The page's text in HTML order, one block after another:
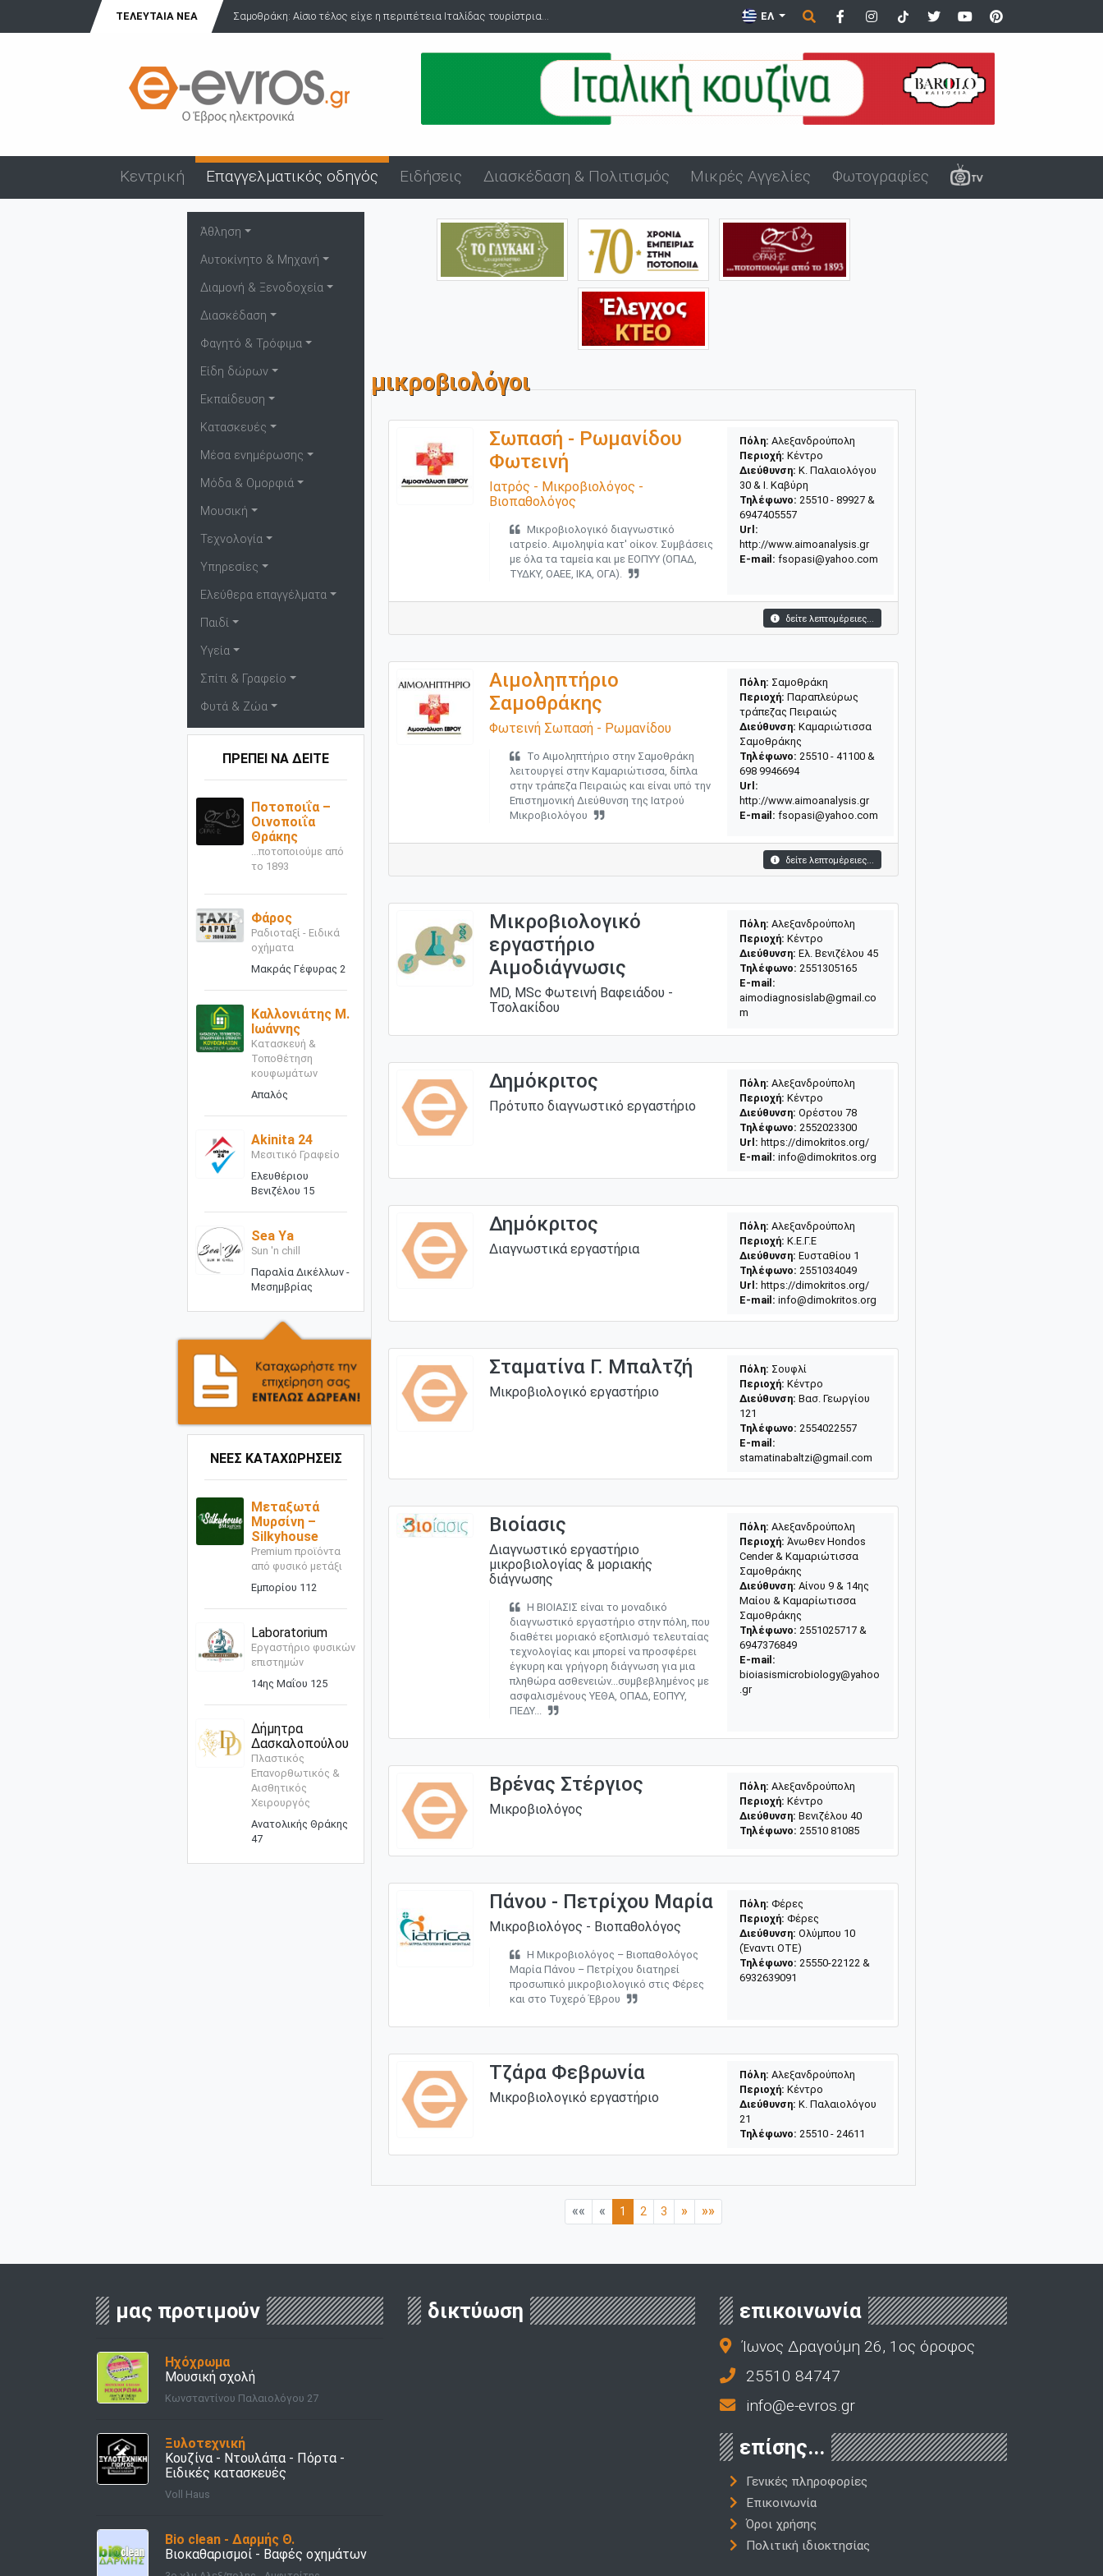
ΤΕΛΕΥΤΑΊΑ ΝΈΑ Σαμοθράκη: Αίσιο τέλος είχε η περιπέτεια Ιταλίδας τουρίστρια... Πανήγυρη Αγίου Εύπλου στο λιμάνι της Αλεξανδρούπολης
ΕΛ
Κεντρική Επαγγελματικός οδηγός Ειδήσεις Διασκέδαση & Πολιτισμός Μικρές Αγγελίες Φωτογραφίες
Άθληση
Αυτοκίνητο & Μηχανή
Διαμονή & Ξενοδοχεία
Διασκέδαση
Φαγητό & Τρόφιμα
Είδη δώρων
Εκπαίδευση
Κατασκευές
Μέσα ενημέρωσης
Μόδα & Ομορφιά
Μουσική
Τεχνολογία
Υπηρεσίες
Ελεύθερα επαγγέλματα
Παιδί
Υγεία
Σπίτι & Γραφείο
Φυτά & Ζώα
ΠΡΕΠΕΙ ΝΑ ΔΕΙΤΕ
Ποτοποιΐα –
Οινοποιΐα
Θράκης
...ποτοποιούμε από
το 1893
Φάρος
Ραδιοταξί - Ειδικά
οχήματα
Μακράς Γέφυρας 2
Καλλονιάτης Μ.
Ιωάννης
Κατασκευή &
Τοποθέτηση
κουφωμάτων
Απαλός
Akinita 24
Μεσιτικό Γραφείο
Ελευθέριου
Βενιζέλου 15
Sea Ya
Sun 'n chill
Παραλία Δικέλλων -
Μεσημβρίας
ΝΕΕΣ ΚΑΤΑΧΩΡΗΣΕΙΣ
Μεταξωτά
Μυρσίνη –
Silkyhouse
Premium προϊόντα
από φυσικό μετάξι
Εμπορίου 112
Laboratorium
Εργαστήριο φυσικών
επιστημών
14ης Μαΐου 125
Δήμητρα
Δασκαλοπούλου
Πλαστικός
Επανορθωτικός &
Αισθητικός
Χειρουργός
Ανατολικής Θράκης
47
μικροβιολόγοι
Σωπασή - Ρωμανίδου
Φωτεινή
Ιατρός - Μικροβιολόγος -
Βιοπαθολόγος
Μικροβιολογικό διαγνωστικό
ιατρείο. Αιμοληψία κατ' οίκον. Συμβάσεις
με όλα τα ταμεία και με ΕΟΠΥΥ (ΟΠΑΔ,
ΤΥΔΚΥ, ΟΑΕΕ, ΙΚΑ, ΟΓΑ).
Πόλη: Αλεξανδρούπολη
Περιοχή: Κέντρο
Διεύθυνση: Κ. Παλαιολόγου
30 & Ι. Καβύρη
Τηλέφωνο: 25510 - 89927 &
6947405557
Url:
http://www.aimoanalysis.gr
E-mail: fsopasi@yahoo.com
δείτε λεπτομέρειες...
Αιμοληπτήριο
Σαμοθράκης
Φωτεινή Σωπασή - Ρωμανίδου
Το Αιμοληπτήριο στην Σαμοθράκη
λειτουργεί στην Καμαριώτισσα, δίπλα
στην τράπεζα Πειραιώς και είναι υπό την
Επιστημονική Διεύθυνση της Ιατρού
Μικροβιολόγου
Πόλη: Σαμοθράκη
Περιοχή: Παραπλεύρως
τράπεζας Πειραιώς
Διεύθυνση: Καμαριώτισσα
Σαμοθράκης
Τηλέφωνο: 25510 - 41100 &
698 9946694
Url:
http://www.aimoanalysis.gr
E-mail: fsopasi@yahoo.com
δείτε λεπτομέρειες...
Μικροβιολογικό
εργαστήριο
Αιμοδιάγνωσις
MD, MSc Φωτεινή Βαφειάδου -
Τσολακίδου
Πόλη: Αλεξανδρούπολη
Περιοχή: Κέντρο
Διεύθυνση: Ελ. Βενιζέλου 45
Τηλέφωνο: 2551305165
E-mail:
aimodiagnosislab@gmail.co
m
Δημόκριτος
Πρότυπο διαγνωστικό εργαστήριο
Πόλη: Αλεξανδρούπολη
Περιοχή: Κέντρο
Διεύθυνση: Ορέστου 78
Τηλέφωνο: 2552023300
Url: https://dimokritos.org/
E-mail: info@dimokritos.org
Δημόκριτος
Διαγνωστικά εργαστήρια
Πόλη: Αλεξανδρούπολη
Περιοχή: Κ.Ε.Γ.Ε
Διεύθυνση: Ευσταθίου 1
Τηλέφωνο: 2551034049
Url: https://dimokritos.org/
E-mail: info@dimokritos.org
Σταματίνα Γ. Μπαλτζή
Μικροβιολογικό εργαστήριο
Πόλη: Σουφλί
Περιοχή: Κέντρο
Διεύθυνση: Βασ. Γεωργίου
121
Τηλέφωνο: 2554022557
E-mail:
stamatinabaltzi@gmail.com
Βιοίασις
Διαγνωστικό εργαστήριο
μικροβιολογίας & μοριακής
διάγνωσης
Η ΒΙΟΙΑΣΙΣ είναι το µοναδικό
διαγνωστικό εργαστήριο στην πόλη, που
διαθέτει µοριακό εξοπλισµό τελευταίας
τεχνολογίας και µπορεί να προσφέρει
έγκυρη και γρήγορη διάγνωση για µια
πληθώρα ασθενειών...συμβεβλημένος με
ασφαλισμένους ΥΕΘΑ, ΟΠΑΔ, ΕΟΠΥΥ,
ΠΕΔΥ...
Πόλη: Αλεξανδρούπολη
Περιοχή: Άνωθεν Ηondos
Cender & Καμαριώτισσα
Σαμοθράκης
Διεύθυνση: Αίνου 9 & 14ης
Μαίου & Καμαρίωτισσα
Σαμοθράκης
Τηλέφωνο: 2551025717 &
6947376849
E-mail:
bioiasismicrobiology@yahoo
.gr
Βρένας Στέργιος
Μικροβιολόγος
Πόλη: Αλεξανδρούπολη
Περιοχή: Κέντρο
Διεύθυνση: Βενιζέλου 40
Τηλέφωνο: 25510 81085
Πάνου - Πετρίχου Μαρία
Μικροβιολόγος - Βιοπαθολόγος
Η Μικροβιολόγος – Βιοπαθολόγος
Μαρία Πάνου – Πετρίχου διατηρεί
προσωπικό μικροβιολογικό στις Φέρες
και στο Τυχερό Έβρου
Πόλη: Φέρες
Περιοχή: Φέρες
Διεύθυνση: Ολύμπου 10
(Έναντι ΟΤΕ)
Τηλέφωνο: 25550-22122 &
6932639091
Τζάρα Φεβρωνία
Μικροβιολογικό εργαστήριο
Πόλη: Αλεξανδρούπολη
Περιοχή: Κέντρο
Διεύθυνση: Κ. Παλαιολόγου
21
Τηλέφωνο: 25510 - 24611
«« « 1 2 3 » »»
μας προτιμούν
Ηχόχρωμα
Μουσική σχολή
Κωνσταντίνου Παλαιολόγου 27
Ξυλοτεχνική
Κουζίνα - Ντουλάπα - Πόρτα -
Ειδικές κατασκευές
Voll Haus
Bio clean - Δαρμής Θ.
Βιοκαθαρισμοί - Βαφές οχημάτων
δικτύωση επικοινωνία
Ίωνος Δραγούμη 26, 1ος όροφος
25510 84747
info@e-evros.gr
επίσης...
Γενικές πληροφορίες
Επικοινωνία
Όροι χρήσης
Πολιτική ιδιοκτησίας